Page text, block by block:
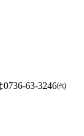
0736-63-3246㈹